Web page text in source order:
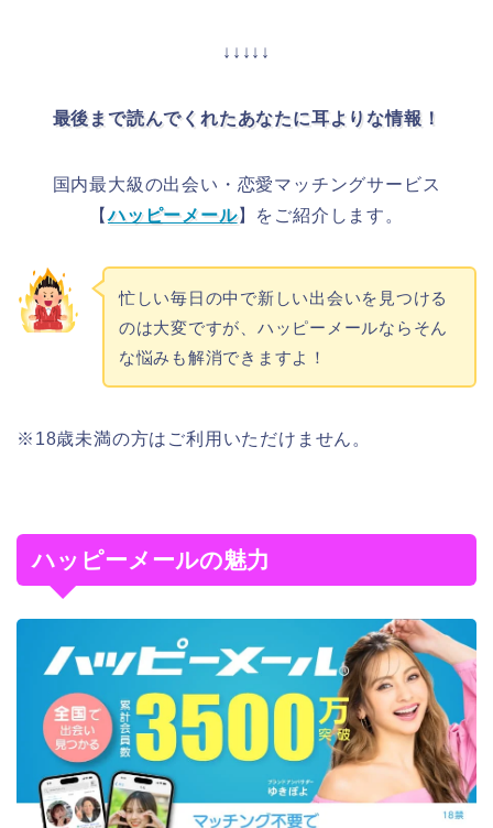
↓↓↓↓↓
最後まで読んでくれたあなたに耳よりな情報！
国内最大級の出会い・恋愛マッチングサービス
【ハッピーメール】をご紹介します。
忙しい毎日の中で新しい出会いを見つける
のは大変ですが、ハッピーメールならそん
な悩みも解消できますよ！
※18歳未満の方はご利用いただけません。
ハッピーメールの魅力